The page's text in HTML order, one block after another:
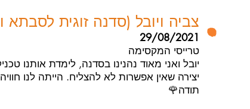
צביה ויובל (סדנה זוגית לסבתא
29/08/2021
טרייסי המקסימה
יובל ואני מאוד נהנינו בסדנה, לימדת אותנו
יצירה שאין אפשרות לא להצליח. הייתה לנו
תודה🌹